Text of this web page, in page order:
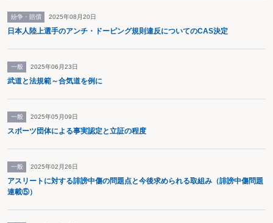
紛争・賠償 2025年08月20日
日本人陸上選手のアンチ・ドーピング規則違反についてのCAS決定
一般 2025年06月23日
武道と法規範～合気道を例に
一般 2025年05月09日
スポーツ団体による事実認定と立証の程度
一般 2025年02月26日
アスリートに対する誹謗中傷の問題点と今後求められる取組み（誹謗中傷問題
連載⑤）